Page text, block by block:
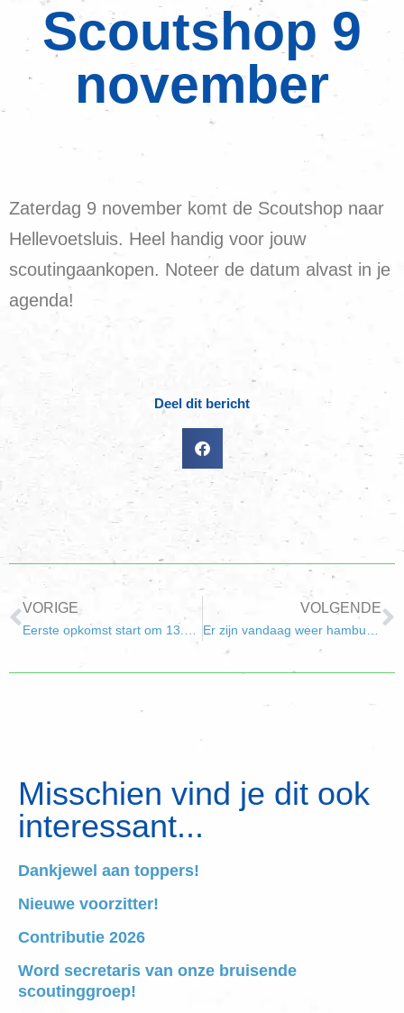
Scoutshop 9
november
Zaterdag 9 november komt de Scoutshop naar
Hellevoetsluis. Heel handig voor jouw
scoutingaankopen. Noteer de datum alvast in je
agenda!
Deel dit bericht
VORIGE VOLGENDE
Misschien vind je dit ook
interessant...
Dankjewel aan toppers!
Nieuwe voorzitter!
Contributie 2026
Word secretaris van onze bruisende
scoutinggroep!